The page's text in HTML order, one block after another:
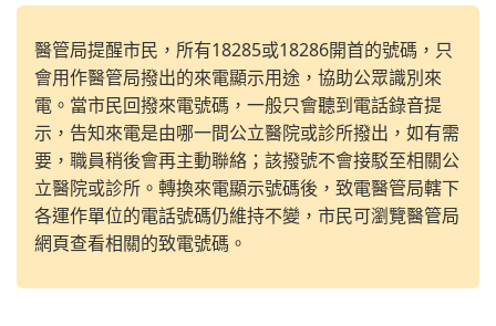
醫管局提醒市民，所有18285或18286開首的號碼，只
會用作醫管局撥出的來電顯示用途，協助公眾識別來
電。當市民回撥來電號碼，一般只會聽到電話錄音提
示，告知來電是由哪一間公立醫院或診所撥出，如有需
要，職員稍後會再主動聯絡；該撥號不會接駁至相關公
立醫院或診所。轉換來電顯示號碼後，致電醫管局轄下
各運作單位的電話號碼仍維持不變，市民可瀏覽醫管局
網頁查看相關的致電號碼。